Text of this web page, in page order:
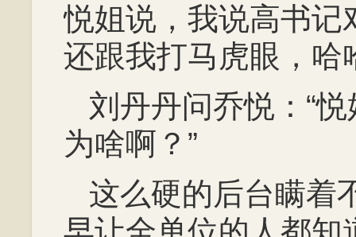
悦姐说，我说高书记
还跟我打马虎眼，哈
刘丹丹问乔悦：“
为啥啊？”
这么硬的后台瞒着